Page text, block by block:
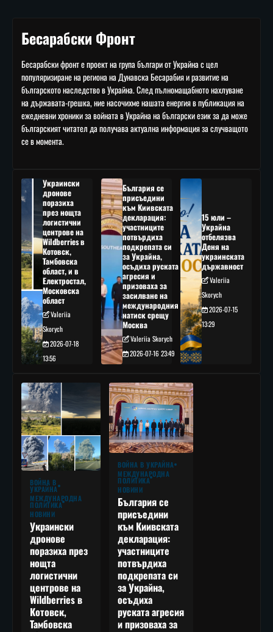
Бесарабски Фронт
Бесарабски фронт е проект на група българи от Украйна с цел
популяризиране на региона на Дунавска Бесарабия и развитие на
българското наследство в Украйна. След пълномащабното нахлуване
на държавата-грешка, ние насочихме нашата енергия в публикация на
ежедневни хроники за войната в Украйна на български език за да може
българският читател да получава актуална информация за случващото
се в момента.
Украински
дронове
поразиха
през нощта
логистични
центрове на
Wildberries в
Котовск,
Тамбовска
област, и в
Електростал,
Московска
област
Valeriia
Skorych
2026-07-18
13:56
България се
присъедини
към Киивската
декларация:
участниците
потвърдиха
подкрепата си
за Украйна,
осъдиха руската
агресия и
призоваха за
засилване на
международния
натиск срещу
Москва
Valeriia Skorych
2026-07-16 23:49
15 юли –
Украйна
отбелязва
Деня на
украинската
държавност
Valeriia
Skorych
2026-07-15
13:29
ВОЙНА В
УКРАЙНА
МЕЖДУНАРОДНА
ПОЛИТИКА
НОВИНИ
Украински
дронове
поразиха през
нощта
логистични
центрове на
Wildberries в
Котовск,
Тамбовска
ВОЙНА В УКРАЙНА
МЕЖДУНАРОДНА
ПОЛИТИКА
НОВИНИ
България се
присъедини
към Киивската
декларация:
участниците
потвърдиха
подкрепата си
за Украйна,
осъдиха
руската агресия
и призоваха за